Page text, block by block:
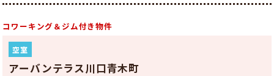
コワーキング＆ジム付き物件
空室
アーバンテラス川口青木町